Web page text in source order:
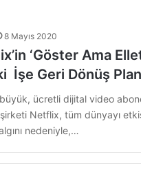
8 Mayıs 2020
‘Göster Ama
İşe Geri Dönüş
büyük, ücretli dijital video
Netflix, tüm dünyayı
nedeniyle,…